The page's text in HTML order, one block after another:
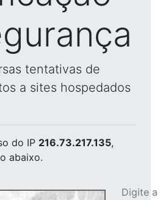
tentativas de
a sites hospedados
do IP 216.73.217.135,
abaixo.
Digite